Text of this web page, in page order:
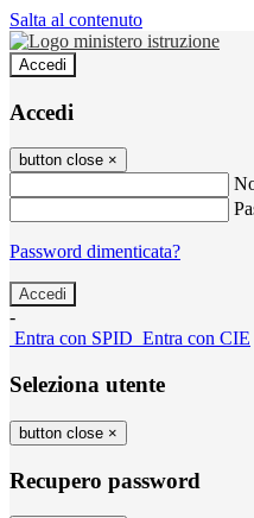
Salta al contenuto
Accedi
Accedi
button close ×
Password dimenticata?
-
Entra con SPID Entra con CIE
Seleziona utente
button close ×
Recupero password